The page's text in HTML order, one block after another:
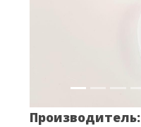
Производитель: